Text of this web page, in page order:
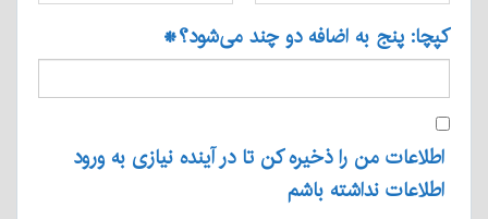
کپچا: پنج به اضافه دو چند می‌شود؟*
اطلاعات من را ذخیره کن تا در آینده نیازی به ورود
اطلاعات نداشته باشم